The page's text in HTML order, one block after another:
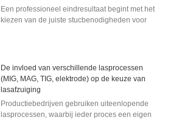
Een professioneel eindresultaat begint met het
kiezen van de juiste stucbenodigheden voor
De invloed van verschillende lasprocessen
(MIG, MAG, TIG, elektrode) op de keuze van
lasafzuiging
Productiebedrijven gebruiken uiteenlopende
lasprocessen, waarbij ieder proces een eigen